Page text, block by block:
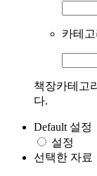
카테고
책장카테고
다.
Default 설정
설정
선택한 자료